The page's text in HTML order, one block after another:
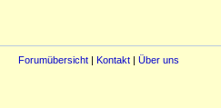
Forumübersicht Kontakt Über uns